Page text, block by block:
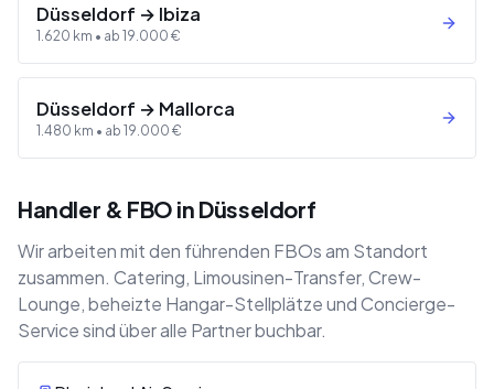
Düsseldorf → Ibiza
1.620 km • ab 19.000 €
Düsseldorf → Mallorca
1.480 km • ab 19.000 €
Handler & FBO in Düsseldorf
Wir arbeiten mit den führenden FBOs am Standort
zusammen. Catering, Limousinen-Transfer, Crew-
Lounge, beheizte Hangar-Stellplätze und Concierge-
Service sind über alle Partner buchbar.